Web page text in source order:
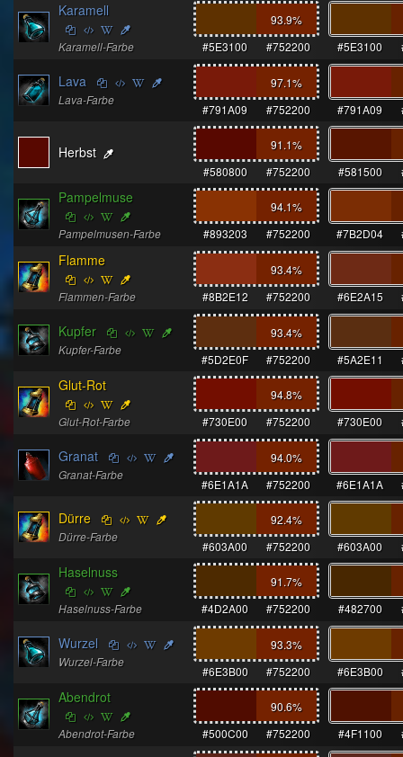
Karamell
Karamell-Farbe
93.9%
#5E3100
#752200 #5E3100
Lava
Lava-Farbe
97.1%
#791A09
#752200 #791A09
Herbst 91.1%
#580800
#752200 #581500
Pampelmuse
Pampelmusen-Farbe
94.1%
#893203
#752200 #7B2D04
Flamme
Flammen-Farbe
93.4%
#8B2E12
#752200 #6E2A15
Kupfer
Kupfer-Farbe
93.4%
#5D2E0F
#752200 #5A2E11
Glut-Rot
Glut-Rot-Farbe
94.8%
#730E00
#752200 #730E00
Granat
Granat-Farbe
94.0%
#6E1A1A
#752200 #6E1A1A
Dürre
Dürre-Farbe
92.4%
#603A00
#752200 #603A00
Haselnuss
Haselnuss-Farbe
91.7%
#4D2A00
#752200 #482700
Wurzel
Wurzel-Farbe
93.3%
#6E3B00
#752200 #6E3B00
Abendrot
Abendrot-Farbe
90.6%
#500C00
#752200 #4F1100